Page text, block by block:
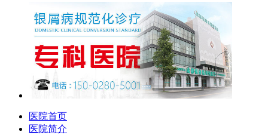
医院首页
医院简介